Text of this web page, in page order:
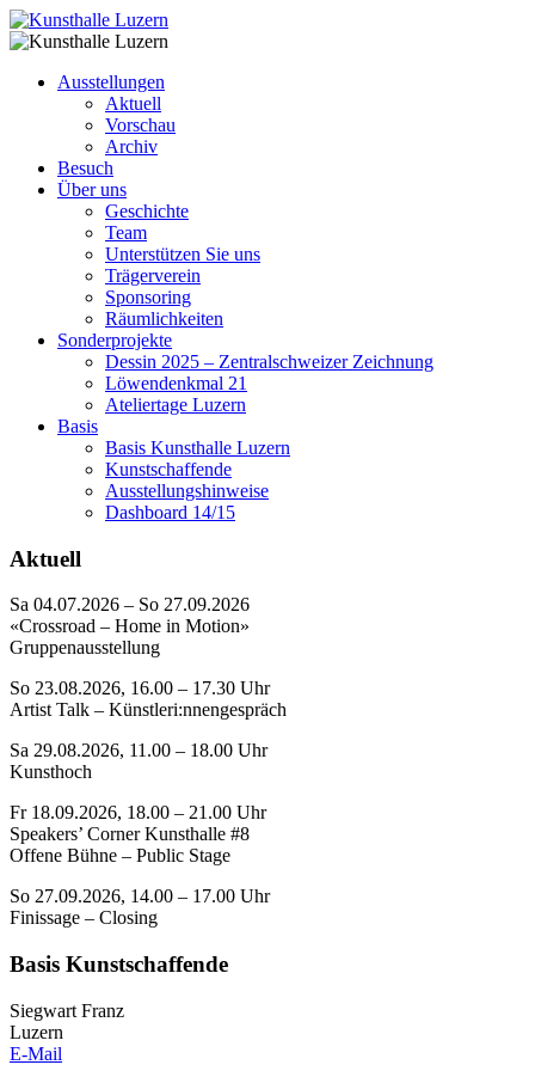
Ausstellungen
Aktuell
Vorschau
Archiv
Besuch
Über uns
Geschichte
Team
Unterstützen Sie uns
Trägerverein
Sponsoring
Räumlichkeiten
Sonderprojekte
Dessin 2025 – Zentralschweizer Zeichnung
Löwendenkmal 21
Ateliertage Luzern
Basis
Basis Kunsthalle Luzern
Kunstschaffende
Ausstellungshinweise
Dashboard 14/15
Aktuell
Sa 04.07.2026 – So 27.09.2026
«Crossroad – Home in Motion»
Gruppenausstellung
So 23.08.2026, 16.00 – 17.30 Uhr
Artist Talk – Künstleri:nnengespräch
Sa 29.08.2026, 11.00 – 18.00 Uhr
Kunsthoch
Fr 18.09.2026, 18.00 – 21.00 Uhr
Speakers’ Corner Kunsthalle #8
Offene Bühne – Public Stage
So 27.09.2026, 14.00 – 17.00 Uhr
Finissage – Closing
Basis Kunstschaffende
Siegwart Franz
Luzern
E-Mail